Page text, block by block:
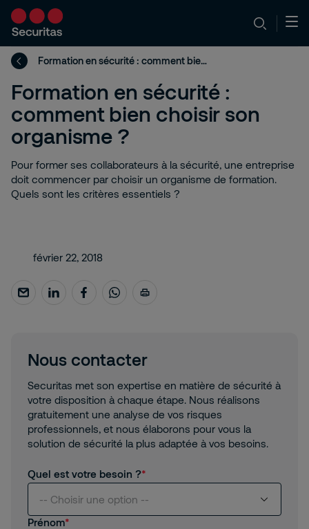
Formation en sécurité : comment bien choisir son organisme ?
Formation en sécurité :
comment bien choisir son
organisme ?
Pour former ses collaborateurs à la sécurité, une entreprise
doit commencer par choisir un organisme de formation.
Quels sont les critères essentiels ?
février 22, 2018
Nous contacter
Securitas met son expertise en matière de sécurité à
votre disposition à chaque étape. Nous réalisons
gratuitement une analyse de vos risques
professionnels, et nous élaborons pour vous la
solution de sécurité la plus adaptée à vos besoins.
Quel est votre besoin ?
-- Choisir une option --
Prénom